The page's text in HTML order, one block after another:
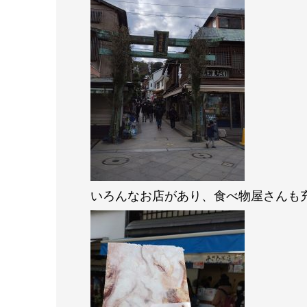
いろんなお店があり、食べ物屋さんも